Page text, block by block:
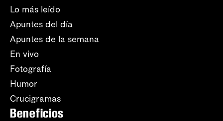
Lo más leído
Apuntes del día
Apuntes de la semana
En vivo
Fotografía
Humor
Crucigramas
Beneficios